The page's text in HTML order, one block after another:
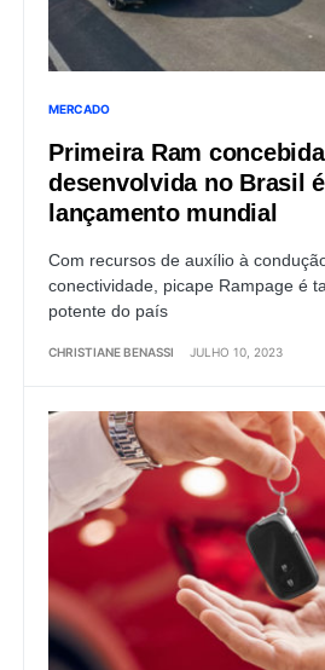
MERCADO
Primeira Ram
desenvolvida no Brasil é
lançamento mundial
Com recursos de auxílio à
conectividade, picape Rampage é
potente do país
CHRISTIANE BENASSI JULHO 10, 2023